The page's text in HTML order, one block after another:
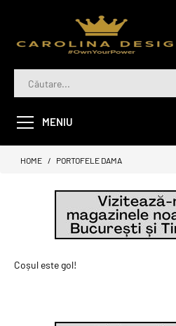
MENIU
HOME PORTOFELE DAMA
Coșul este gol!